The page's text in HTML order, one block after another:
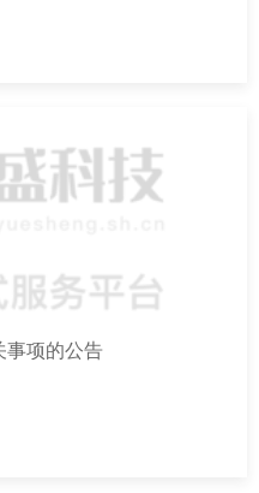
事项的公告